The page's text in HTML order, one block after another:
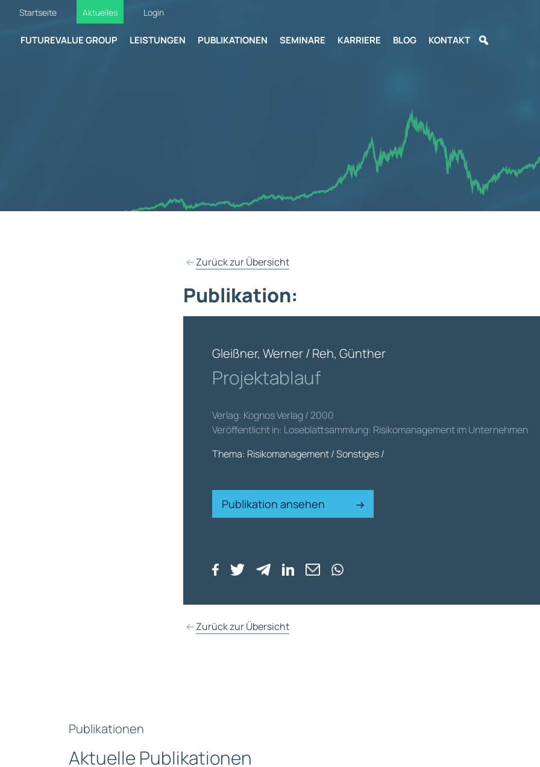
Startseite Aktuelles Login
FUTUREVALUE GROUP LEISTUNGEN PUBLIKATIONEN SEMINARE KARRIERE BLOG KONTAKT
Zurück zur Übersicht
Publikation:
Gleißner, Werner / Reh, Günther
Projektablauf
Verlag: Kognos Verlag / 2000
Veröffentlicht in: Loseblattsammlung: Risikomanagement im Unternehmen
Thema: Risikomanagement / Sonstiges /
Publikation ansehen
Zurück zur Übersicht
Publikationen
Aktuelle Publikationen